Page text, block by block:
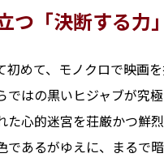
「決断する力」
めて、モノクロで映画
ではの黒いヒジャブが究
た心的迷宮を荘厳かつ鮮
あるがゆえに、まるで